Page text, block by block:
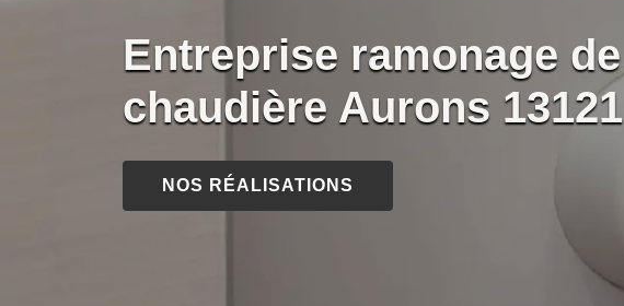
Entreprise ramonage de
chaudière Aurons 13121
NOS RÉALISATIONS